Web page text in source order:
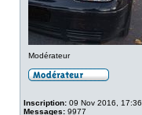
Modérateur
Inscription: 09 Nov 2016, 17:36
Messages: 9977